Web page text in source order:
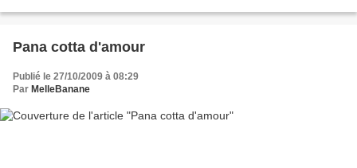
Pana cotta d'amour
Publié le 27/10/2009 à 08:29
Par MelleBanane